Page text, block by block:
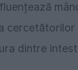
cercetătorilor
dintre